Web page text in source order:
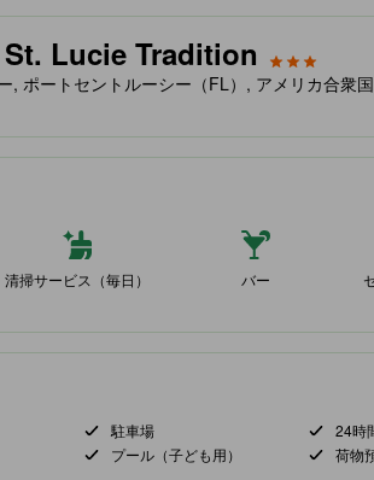
Lucie Tradition
泊施設に備わっていると予測される快適さや
, ポートセントルーシー（FL）, アメリカ合衆
清掃サービス（毎日） バー
駐車場
24時
プール（子ども用） 荷物